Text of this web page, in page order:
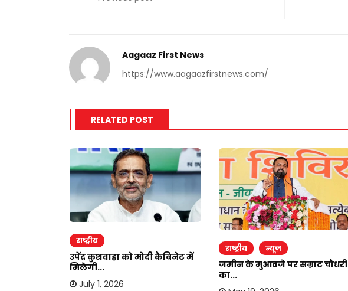
Aagaaz First News
https://www.aagaazfirstnews.com/
RELATED POST
राष्ट्रीय
उपेंद्र कुशवाहा को मोदी कैबिनेट में
मिलेगी...
July 1, 2026
राष्ट्रीय न्यूज़
जमीन के मुआवजे पर सम्राट चौधरी
का...